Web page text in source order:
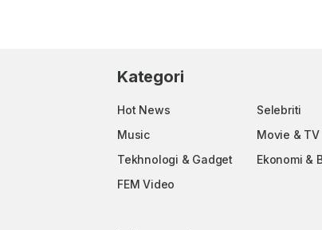
Kategori
Hot News Selebriti
Music
Movie & TV
Tekhnologi & Gadget
Ekonomi &
FEM Video